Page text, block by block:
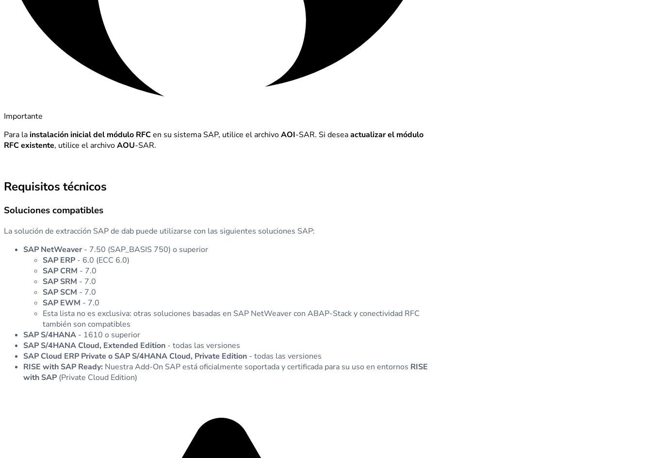
Importante
Para lainstalación inicial del módulo RFCen su sistema SAP, utilice el archivoAOI-SAR. Si deseaactualizar el módulo
RFC existente, utilice el archivoAOU-SAR.
Requisitos técnicos
Soluciones compatibles
La solución de extracción SAP de dab puede utilizarse con las siguientes soluciones SAP:
SAP NetWeaver - 7.50 (SAP_BASIS 750) o superior
SAP ERP - 6.0 (ECC 6.0)
SAP CRM - 7.0
SAP SRM - 7.0
SAP SCM - 7.0
SAP EWM - 7.0
Esta lista no es exclusiva: otras soluciones basadas en SAP NetWeaver con ABAP-Stack y conectividad RFC
también son compatibles
SAP S/4HANA - 1610 o superior
SAP S/4HANA Cloud, Extended Edition - todas las versiones
SAP Cloud ERP Private o SAP S/4HANA Cloud, Private Edition - todas las versiones
RISE with SAP Ready: Nuestra Add-On SAP está oficialmente soportada y certificada para su uso en entornos RISE
with SAP (Private Cloud Edition)